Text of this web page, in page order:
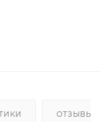
ОТЗЫВЫ